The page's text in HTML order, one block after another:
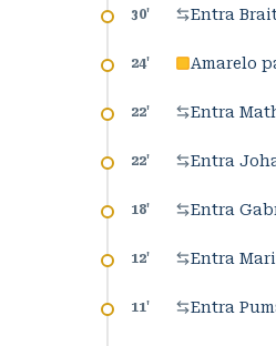
30' Entra
24' Amarelo
22' Entra
22' Entra
18' Entra
12' Entra
11' Entra